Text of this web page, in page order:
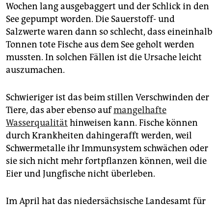
Wochen lang ausgebaggert und der Schlick in den
See gepumpt worden. Die Sauerstoff- und
Salzwerte waren dann so schlecht, dass eineinhalb
Tonnen tote Fische aus dem See geholt werden
mussten. In solchen Fällen ist die Ursache leicht
auszumachen.
Schwieriger ist das beim stillen Verschwinden der
Tiere, das aber ebenso aufmangelhafte
Wasserqualität hinweisen kann. Fische können
durch Krankheiten dahingerafft werden, weil
Schwermetalle ihr Immunsystem schwächen oder
sie sich nicht mehr fortpflanzen können, weil die
Eier und Jungfische nicht überleben.
Im April hat das niedersächsische Landesamt für